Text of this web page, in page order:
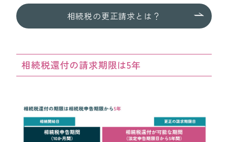
相続税の更正請求とは？
相続税還付の請求期限は5年